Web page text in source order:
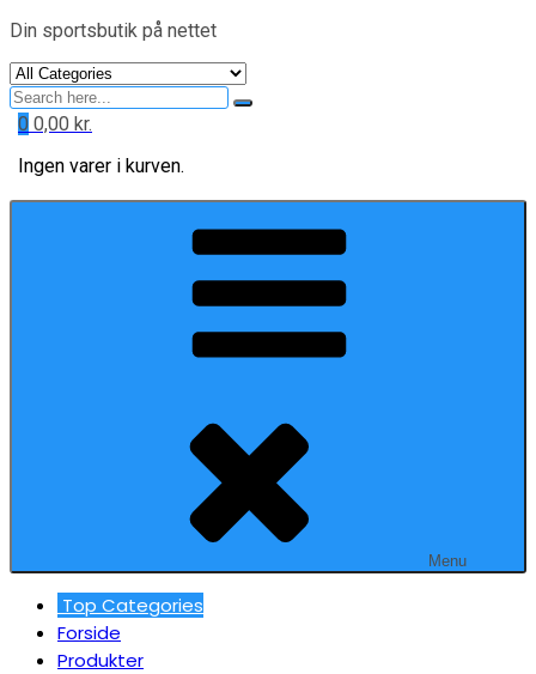
content
Din sportsbutik på nettet
Search
for
0 0,00 kr.
Ingen varer i kurven.
Menu
Top Categories
Forside
Produkter